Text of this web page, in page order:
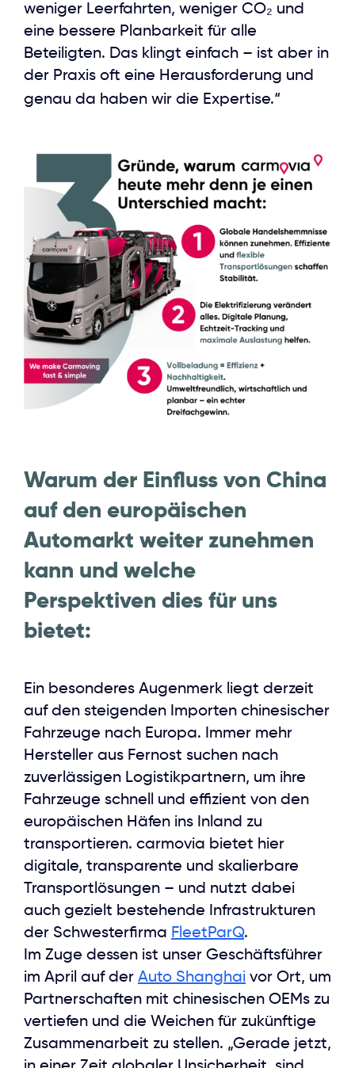
weniger Leerfahrten, weniger CO₂ und
eine bessere Planbarkeit für alle
Beteiligten. Das klingt einfach – ist aber in
der Praxis oft eine Herausforderung und
genau da haben wir die Expertise.“
Warum der Einfluss von China
auf den europäischen
Automarkt weiter zunehmen
kann und welche
Perspektiven dies für uns
bietet:
Ein besonderes Augenmerk liegt derzeit
auf den steigenden Importen chinesischer
Fahrzeuge nach Europa. Immer mehr
Hersteller aus Fernost suchen nach
zuverlässigen Logistikpartnern, um ihre
Fahrzeuge schnell und effizient von den
europäischen Häfen ins Inland zu
transportieren. carmovia bietet hier
digitale, transparente und skalierbare
Transportlösungen – und nutzt dabei
auch gezielt bestehende Infrastrukturen
der Schwesterfirma FleetParQ.
Im Zuge dessen ist unser Geschäftsführer
im April auf der Auto Shanghai vor Ort, um
Partnerschaften mit chinesischen OEMs zu
vertiefen und die Weichen für zukünftige
Zusammenarbeit zu stellen. „Gerade jetzt,